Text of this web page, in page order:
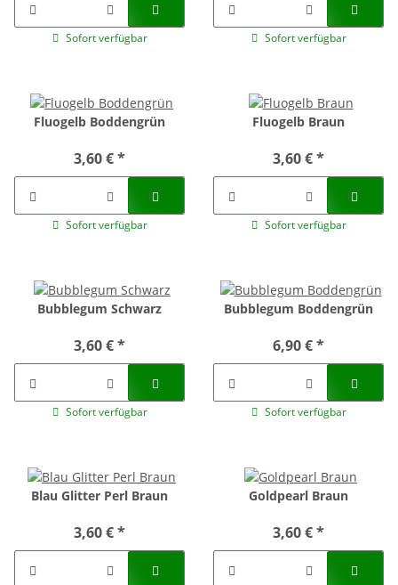
Sofort verfügbar Sofort verfügbar
Fluogelb Boddengrün
3,60 €*
Sofort verfügbar
Fluogelb Braun
3,60 €*
Sofort verfügbar
Bubblegum Schwarz
3,60 €*
Sofort verfügbar
Bubblegum Boddengrün
6,90 €*
Sofort verfügbar
Blau Glitter Perl Braun
3,60 €*
Goldpearl Braun
3,60 €*